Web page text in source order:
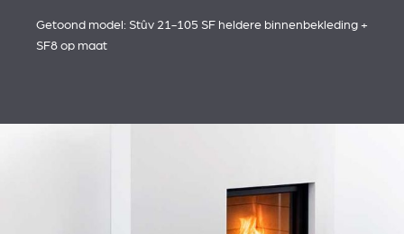
Getoond model: Stûv 21-105 SF heldere binnenbekleding +
SF8 op maat